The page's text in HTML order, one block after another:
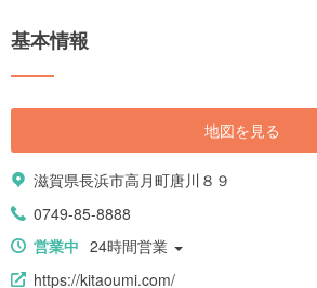
基本情報
地図を見る
滋賀県長浜市高月町唐川８９
0749-85-8888
営業中 24時間営業
https://kitaoumi.com/